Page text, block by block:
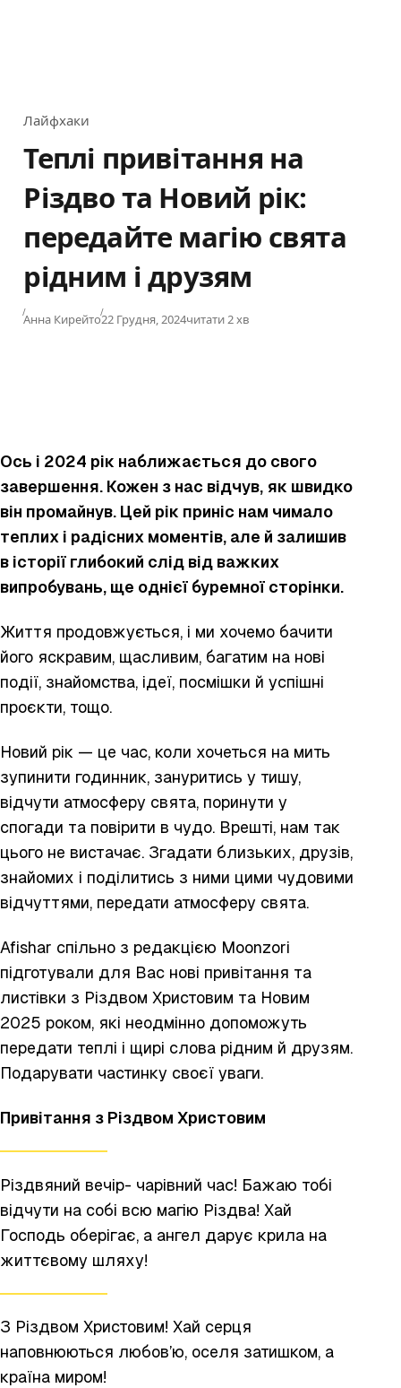
Category
Лайфхаки
Теплі привітання на
Різдво та Новий рік:
передайте магію свята
рідним і друзям
Анна КирейтоPublished
22 Грудня, 2024читати 2 хв
Ось і 2024 рік наближається до свого
завершення. Кожен з нас відчув, як швидко
він промайнув. Цей рік приніс нам чимало
теплих і радісних моментів, але й залишив
в історії глибокий слід від важких
випробувань, ще однієї буремної сторінки.
Життя продовжується, і ми хочемо бачити
його яскравим, щасливим, багатим на нові
події, знайомства, ідеї, посмішки й успішні
проєкти, тощо.
Новий рік — це час, коли хочеться на мить
зупинити годинник, зануритись у тишу,
відчути атмосферу свята, поринути у
спогади та повірити в чудо. Врешті, нам так
цього не вистачає. Згадати близьких, друзів,
знайомих і поділитись з ними цими чудовими
відчуттями, передати атмосферу свята.
Afishar спільно з редакцією Moonzori
підготували для Вас нові привітання та
листівки з Різдвом Христовим та Новим
2025 роком, які неодмінно допоможуть
передати теплі і щирі слова рідним й друзям.
Подарувати частинку своєї уваги.
Привітання з Різдвом Христовим
Різдвяний вечір- чарівний час! Бажаю тобі
відчути на собі всю магію Різдва! Хай
Господь оберігає, а ангел дарує крила на
життєвому шляху!
З Різдвом Христовим! Хай серця
наповнюються любов’ю, оселя затишком, а
країна миром!